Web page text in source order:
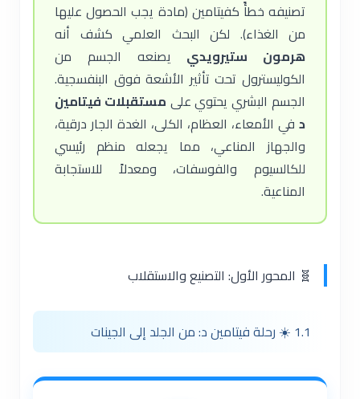
تصنيفه خطأً كفيتامين (مادة يجب الحصول عليها
من الغذاء). لكن البحث العلمي كشف أنه
هرمون ستيرويدي يصنعه الجسم من
الكوليسترول تحت تأثير الأشعة فوق البنفسجية.
الجسم البشري يحتوي على مستقبلات فيتامين
د في الأمعاء، العظام، الكلى، الغدة الجار درقية،
والجهاز المناعي، مما يجعله منظم رئيسي
للكالسيوم والفوسفات، ومعدلاً للاستجابة
المناعية.
🧬 المحور الأول: التصنيع والاستقلاب
1.1 ☀️ رحلة فيتامين د: من الجلد إلى الجينات